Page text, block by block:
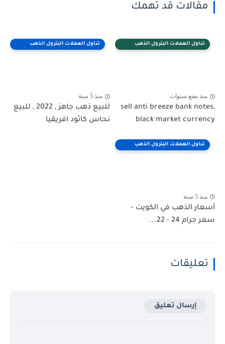
مقالات قد تهمك
تداول العملات البترول الذهب
منذ بضع سنوات
sell anti breeze bank notes,
black market currency
تداول العملات البترول الذهب
منذ 5 سنة
للبيع ذهب جاهز , 2022 , للبيع
نحاس كاثود افريقيا
تداول العملات البترول الذهب
منذ 5 سنة
أسعار الذهب في الكويت -
سعر جرام 24 - 22...
تعليقات
إرسال تعليق